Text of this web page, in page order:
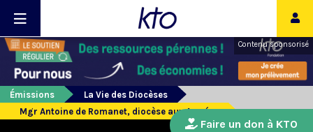
Contenu sponsorisé
Émissions
La Vie des Diocèses
Mgr Antoine de Romanet, diocèse aux Armées
Faire un don à KTO